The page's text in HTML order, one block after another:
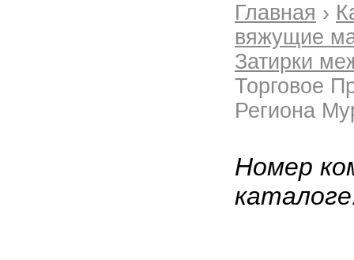
Главная ›
вяжущие
Затирки
Торговое
Региона
Номер